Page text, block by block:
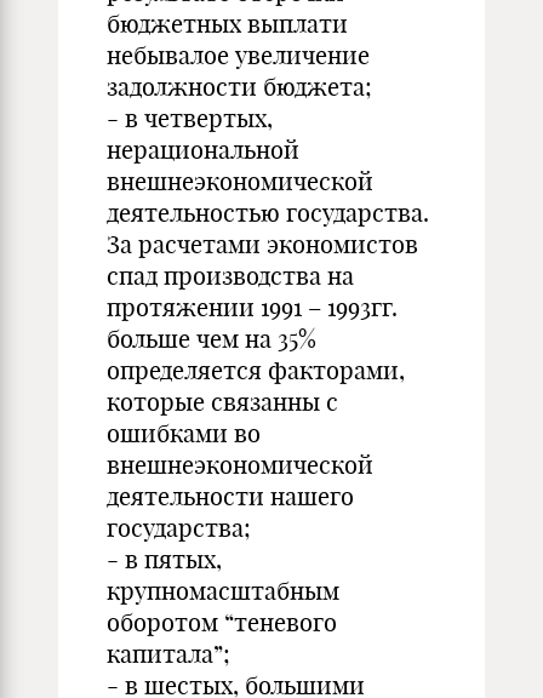
бюджетных выплати
небывалое увеличение
задолжности бюджета;
- в четвертых,
нерациональной
внешнеэкономической
деятельностью государства.
За расчетами экономистов
спад производства на
протяжении 1991 – 1993гг.
больше чем на 35%
определяется факторами,
которые связанны с
ошибками во
внешнеэкономической
деятельности нашего
государства;
- в пятых,
крупномасштабным
оборотом “теневого
капитала”;
- в шестых, большими